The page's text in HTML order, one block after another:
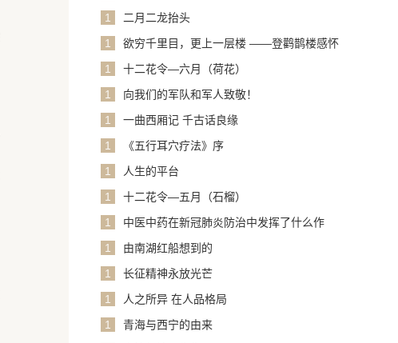
1
二月二龙抬头
1
欲穷千里目，更上一层楼 ——登鹳鹊楼感怀
1
十二花令—六月（荷花）
1
向我们的军队和军人致敬！
1
一曲西厢记 千古话良缘
1
《五行耳穴疗法》序
1
人生的平台
1
十二花令—五月（石榴）
1
中医中药在新冠肺炎防治中发挥了什么作
1
由南湖红船想到的
1
长征精神永放光芒
1
人之所异 在人品格局
1
青海与西宁的由来